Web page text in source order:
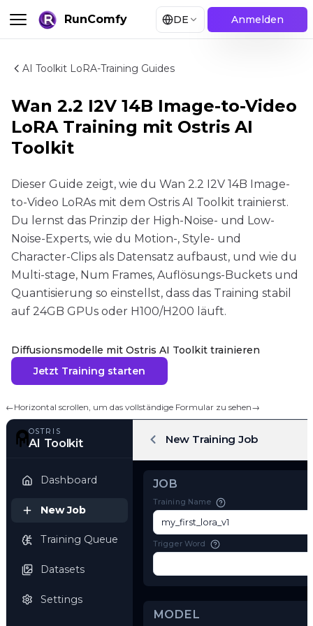
RunComfy DE Anmelden
AI Toolkit LoRA-Training Guides
Wan 2.2 I2V 14B Image-to-Video
LoRA Training mit Ostris AI
Toolkit
Dieser Guide zeigt, wie du Wan 2.2 I2V 14B Image-
to-Video LoRAs mit dem Ostris AI Toolkit trainierst.
Du lernst das Prinzip der High-Noise- und Low-
Noise-Experts, wie du Motion-, Style- und
Character-Clips als Datensatz aufbaust, und wie du
Multi-stage, Num Frames, Auflösungs-Buckets und
Quantisierung so einstellst, dass das Training stabil
auf 24GB GPUs oder H100/H200 läuft.
Diffusionsmodelle mit Ostris AI Toolkit trainieren
Jetzt Training starten
←Horizontal scrollen, um das vollständige Formular zu sehen→
OSTRIS
Dashboard
New Job
Training Queue
JOB